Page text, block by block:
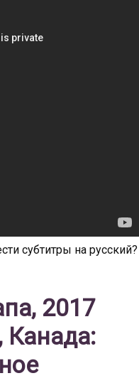
субтитры на русский?
2017